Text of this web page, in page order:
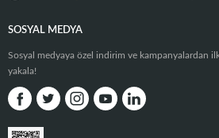
SOSYAL MEDYA
Sosyal medyaya özel indirim ve kampanyalardan
yakala!